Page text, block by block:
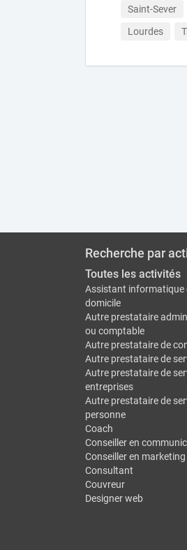
Saint-Sever
Lourdes
Recherche par
Toutes les activités
Assistant informatique
domicile
Autre prestataire
ou comptable
Autre prestataire de
Autre prestataire de
Autre prestataire de
entreprises
Autre prestataire de
personne
Coach
Conseiller en
Conseiller en marketing
Consultant
Couvreur
Designer web